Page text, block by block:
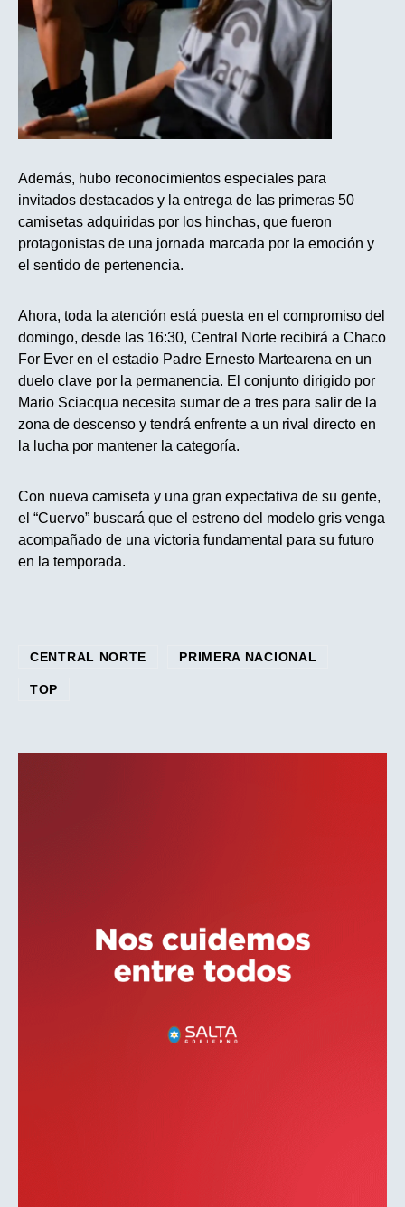
Además, hubo reconocimientos especiales para
invitados destacados y la entrega de las primeras 50
camisetas adquiridas por los hinchas, que fueron
protagonistas de una jornada marcada por la emoción y
el sentido de pertenencia.
Ahora, toda la atención está puesta en el compromiso del
domingo, desde las 16:30, Central Norte recibirá a Chaco
For Ever en el estadio Padre Ernesto Martearena en un
duelo clave por la permanencia. El conjunto dirigido por
Mario Sciacqua necesita sumar de a tres para salir de la
zona de descenso y tendrá enfrente a un rival directo en
la lucha por mantener la categoría.
Con nueva camiseta y una gran expectativa de su gente,
el “Cuervo” buscará que el estreno del modelo gris venga
acompañado de una victoria fundamental para su futuro
en la temporada.
CENTRAL NORTE PRIMERA NACIONAL
TOP